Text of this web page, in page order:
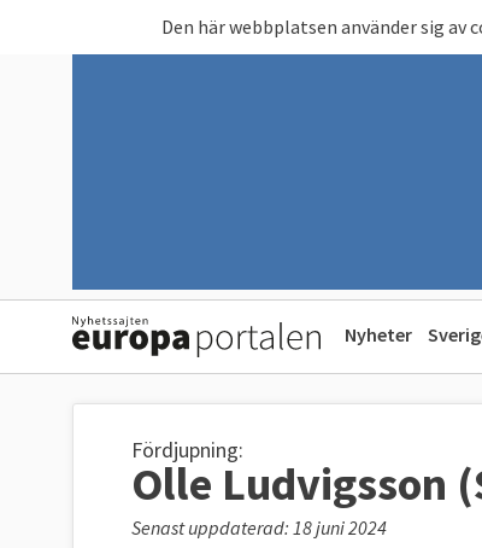
Den här webbplatsen använder sig av
Nyheter
Fördjupning:
Olle Ludvigsson
Senast uppdaterad: 18 juni 2024